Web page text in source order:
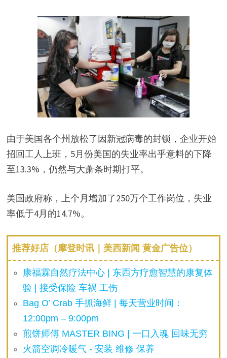
由于美国各个州放松了因新冠病毒的封锁，企业开始
招回工人上班，5月份美国的失业率出乎意料的下降
至13.3%，仍然与大萧条时期打平。
美国政府称，上个月增加了250万个工作岗位，失业
率低于4月的14.7%。
推荐好店（摩登时讯｜美西新闻 黄金广告位）
康福霖自然疗法中心 | 东西方疗愈智慧的康复体
验 | 接受保险 车祸 工伤
Bag O’ Crab 手抓海鲜 | 每天营业时间：
12:00pm – 9:00pm
煎饼师傅 MASTER BING | 一口入魂 回味无穷
火箭空调冷暖气 - 安装 维修 保养